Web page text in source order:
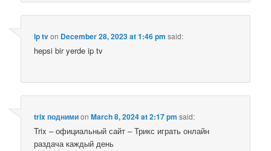
ip tvon December 28, 2023 at 1:46 pm said:
hepsi bir yerde ip tv
trix поднимиonMarch 8, 2024 at 2:17 pm said:
Trix – официальный сайт – Трикс играть онлайн
раздача каждый день